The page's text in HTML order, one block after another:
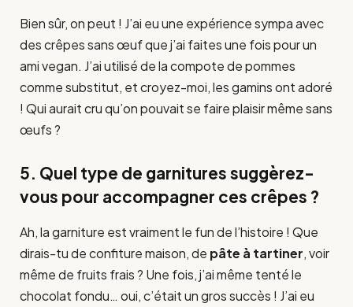
Bien sûr, on peut ! J’ai eu une expérience sympa avec
des crêpes sans œuf que j’ai faites une fois pour un
ami vegan. J’ai utilisé de la compote de pommes
comme substitut, et croyez-moi, les gamins ont adoré
! Qui aurait cru qu’on pouvait se faire plaisir même sans
œufs ?
5. Quel type de garnitures suggèrez-
vous pour accompagner ces crêpes ?
Ah, la garniture est vraiment le fun de l’histoire ! Que
dirais-tu de confiture maison, de pâte à tartiner, voir
même de fruits frais ? Une fois, j’ai même tenté le
chocolat fondu… oui, c’était un gros succès ! J’ai eu